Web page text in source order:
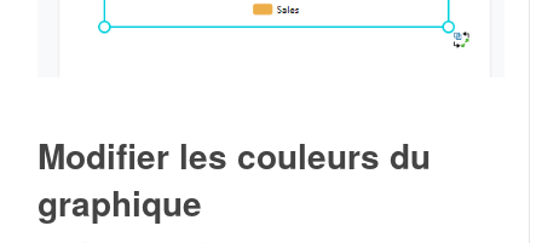
Modifier les couleurs du
graphique